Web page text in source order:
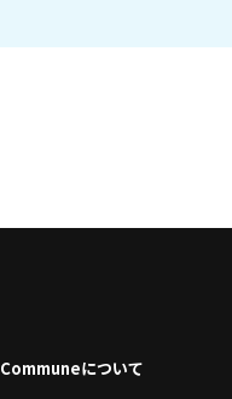
Communeについて